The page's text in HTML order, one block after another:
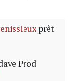
prêt
Prod